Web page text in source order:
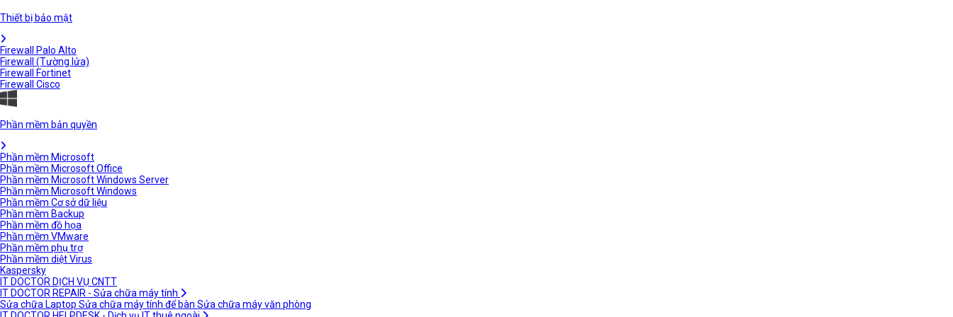
Thiết bị bảo mật
Firewall Palo Alto
Firewall (Tường lửa)
Firewall Fortinet
Firewall Cisco
Phần mềm bản quyền
Phần mềm Microsoft
Phần mềm Microsoft Office
Phần mềm Microsoft Windows Server
Phần mềm Microsoft Windows
Phần mềm Cơ sở dữ liệu
Phần mềm Backup
Phần mềm đồ họa
Phần mềm VMware
Phần mềm phụ trợ
Phần mềm diệt Virus
Kaspersky
IT DOCTOR DỊCH VỤ CNTT
IT DOCTOR REPAIR - Sửa chữa máy tính
Sửa chữa Laptop Sửa chữa máy tính để bàn Sửa chữa máy văn phòng